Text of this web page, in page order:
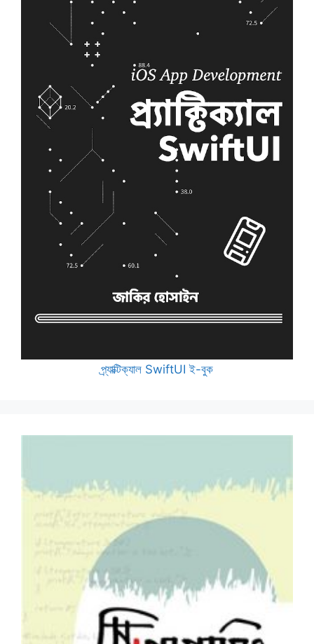
প্র্যাক্টিক্যাল SwiftUI ই-বুক